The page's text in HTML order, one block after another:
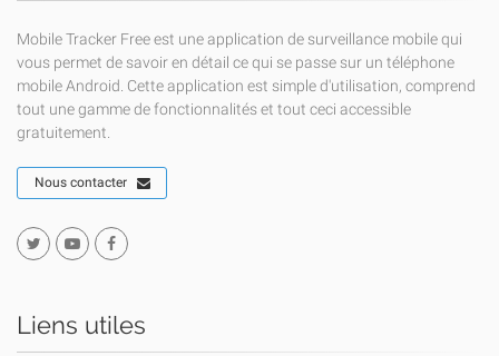
Mobile Tracker Free est une application de surveillance mobile qui
vous permet de savoir en détail ce qui se passe sur un téléphone
mobile Android. Cette application est simple d'utilisation, comprend
tout une gamme de fonctionnalités et tout ceci accessible
gratuitement.
Nous contacter
Liens utiles